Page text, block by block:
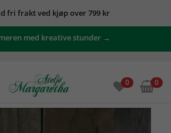
fri frakt ved kjøp over 799 kr
med kreative stunder →
0 0